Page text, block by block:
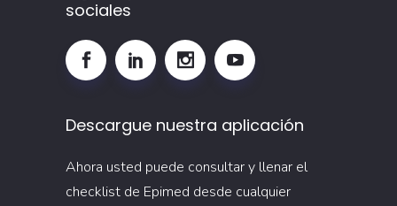
sociales
Descargue nuestra aplicación
Ahora usted puede consultar y llenar el
checklist de Epimed desde cualquier